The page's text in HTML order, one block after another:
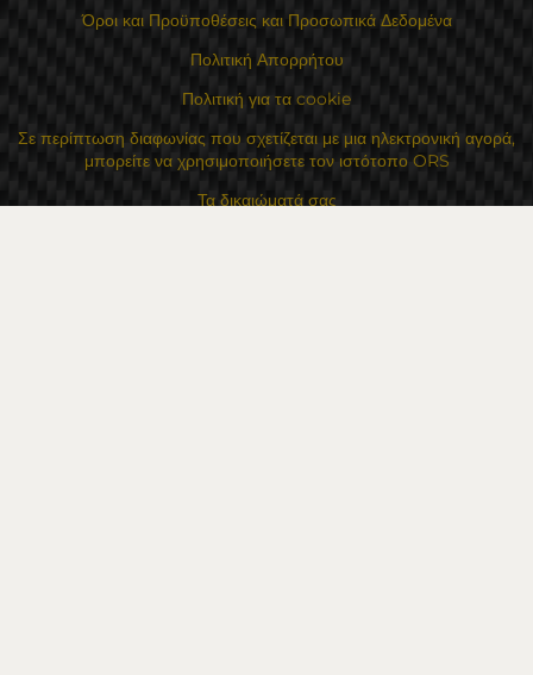
Όροι και Προϋποθέσεις και Προσωπικά Δεδομένα
Πολιτική Απορρήτου
Πολιτική για τα cookie
Σε περίπτωση διαφωνίας που σχετίζεται με μια ηλεκτρονική αγορά,
μπορείτε να χρησιμοποιήσετε τον ιστότοπο ORS
Τα δικαιώματά σας